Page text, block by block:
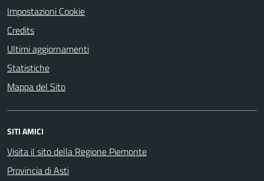
Impostazioni Cookie
Credits
Ultimi aggiornamenti
Statistiche
Mappa del Sito
SITI AMICI
Visita il sito della Regione Piemonte
Provincia di Asti